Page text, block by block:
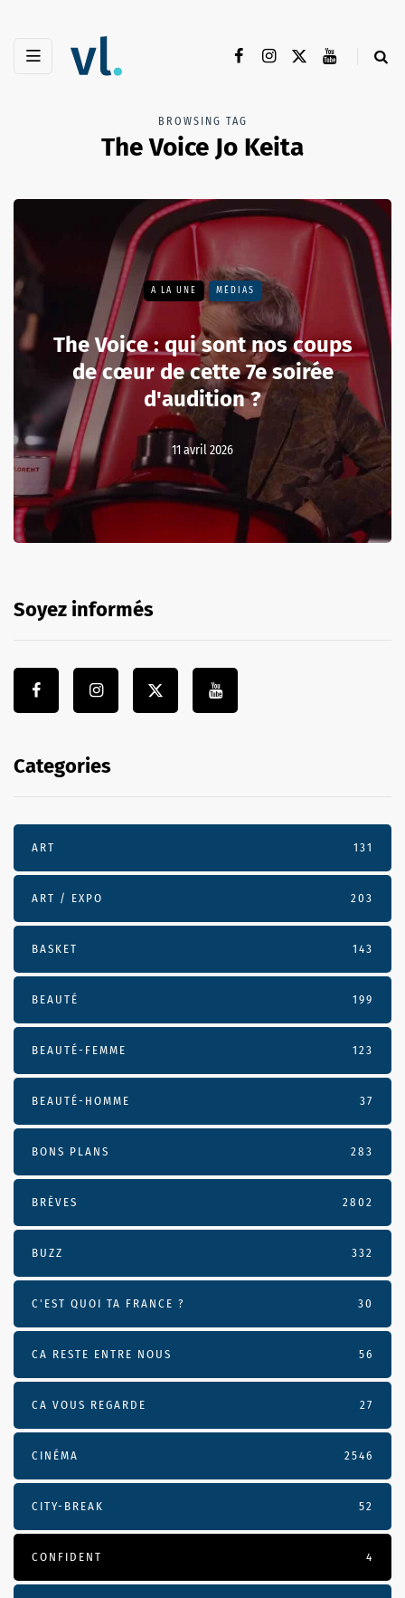
BROWSING TAG
The Voice Jo Keita
A LA UNE MÉDIAS
The Voice : qui sont nos coups
de cœur de cette 7e soirée
d'audition ?
11 avril 2026
Soyez informés
Categories
ART 131
ART / EXPO 203
BASKET 143
BEAUTÉ 199
BEAUTÉ-FEMME 123
BEAUTÉ-HOMME 37
BONS PLANS 283
BRÈVES 2802
BUZZ 332
C'EST QUOI TA FRANCE ? 30
CA RESTE ENTRE NOUS 56
CA VOUS REGARDE 27
CINÉMA 2546
CITY-BREAK 52
CONFIDENT 4